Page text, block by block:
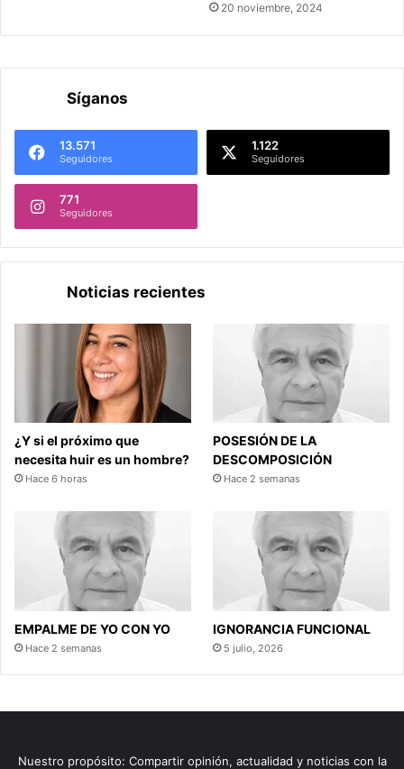
20 noviembre, 2024
Síganos
13.571
Seguidores
1.122
Seguidores
771
Seguidores
Noticias recientes
¿Y si el próximo que
necesita huir es un hombre?
Hace 6 horas
POSESIÓN DE LA
DESCOMPOSICIÓN
Hace 2 semanas
EMPALME DE YO CON YO
Hace 2 semanas
IGNORANCIA FUNCIONAL
5 julio, 2026
Nuestro propósito: Compartir opinión, actualidad y noticias con la